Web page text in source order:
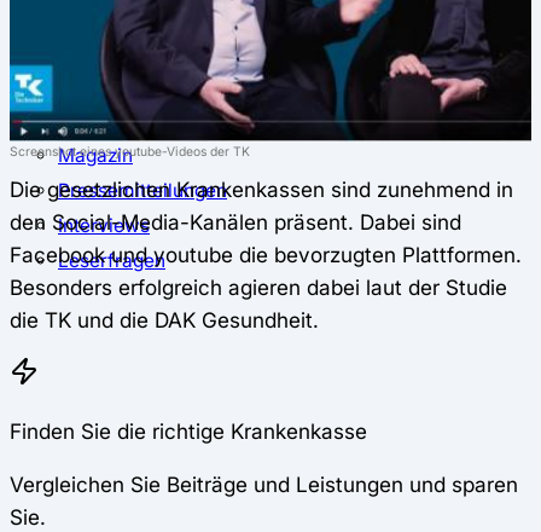
Kündigung
Musterkündigung
ℹ Ratgeber
Nachrichten
Magazin
Pressemitteilungen
Interviews
Leserfragen
Screenshot eines youtube-Videos der TK
Die gesetzlichen Krankenkassen sind zunehmend in
den Social-Media-Kanälen präsent. Dabei sind
Facebook und youtube die bevorzugten Plattformen.
Besonders erfolgreich agieren dabei laut der Studie
die TK und die DAK Gesundheit.
Finden Sie die richtige Krankenkasse
Vergleichen Sie Beiträge und Leistungen und sparen
Sie.